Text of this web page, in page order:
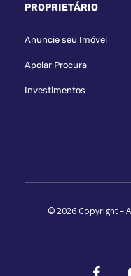
PROPRIETÁRIO
Anuncie seu Imóvel
Apolar Procura
Investimentos
© 2026 Copyright –